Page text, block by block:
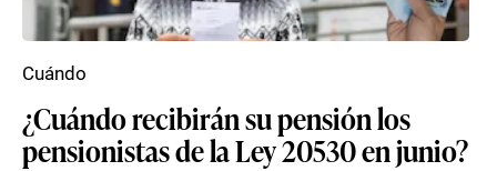
¿Cuándo recibirán su pensión los
pensionistas de la Ley 20530 en junio?
Cuándo